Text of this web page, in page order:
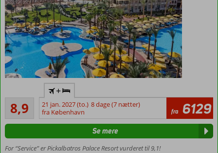
All Inclusive
med mange
restauranter
Privat
strand
Enormt
poolområde
8,9
Alletiders
342
anmeldelser
+
21 jan. 2027 (to.) 8 dage (7 nætter)
fra København
fra 6129
For “Service” er Pickalbatros Palace Resort vurderet til 9,1!
Se mere